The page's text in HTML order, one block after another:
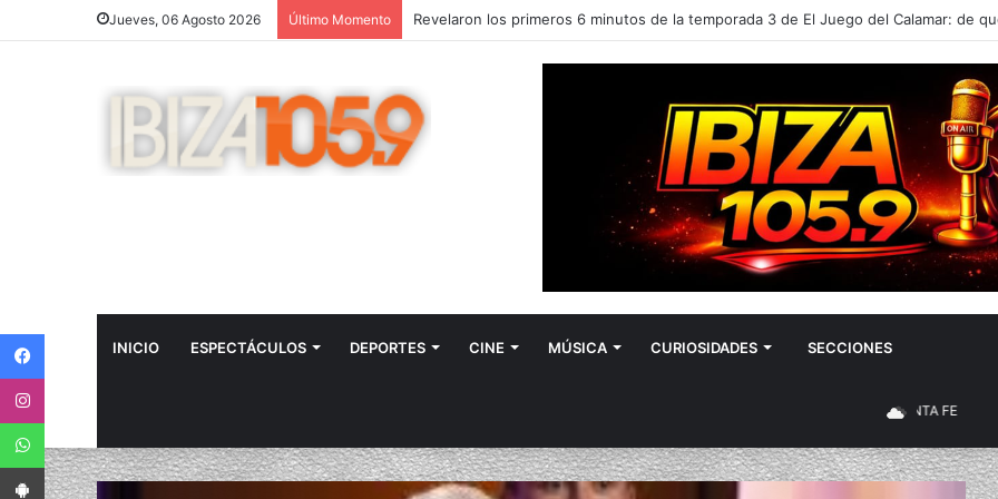
Jueves, 06 Agosto 2026 Último Momento
INICIO ESPECTÁCULOS DEPORTES CINE MÚSICA CURIOSIDADES SECCIONES
App Android